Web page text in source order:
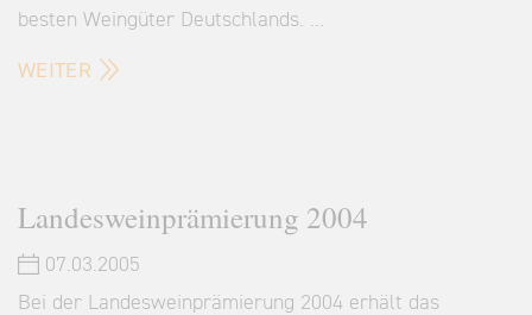
besten Weingüter Deutschlands. …
WEITER
Landesweinprämierung 2004
07.03.2005
Bei der Landesweinprämierung 2004 erhält das